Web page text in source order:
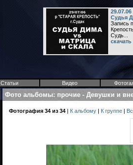
Судья
Запись
Судь...
Статьи Видео
Фото альбомы: прочие - Девушки и
Фотография 34 из 34 | К альбому | К группе |